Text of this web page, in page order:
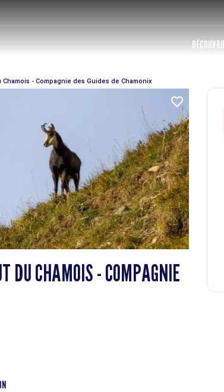
- Compagnie des Guides de Chamonix
DU CHAMOIS - COMPAGNIE